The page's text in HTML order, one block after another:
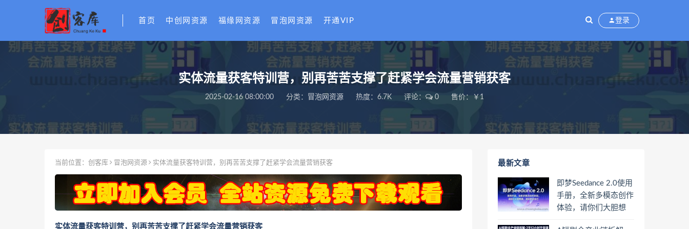
首页 中创网资源 福缘网资源 冒泡网资源 开通VIP 登录
实体流量获客特训营，​别再苦苦支撑了赶紧学会流量营销获客
2025-02-16 08:00:00 分类： 冒泡网资源 热度：6.7K 评论： 0 售价：￥1
当前位置： 创客库 冒泡网资源 实体流量获客特训营，​别再苦苦支撑了赶紧学会流量营销获客
实体流量获客特训营，​别再苦苦支撑了赶紧学会流量营销获客
最新文章
即梦Seedance 2.0使用
手册，全新多模态创作
体验，请你们大胆想